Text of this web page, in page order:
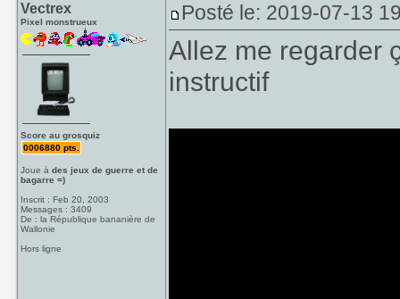
Vectrex
Pixel monstrueux
Score au grosquiz
0006880 pts.
Joue àdes jeux de guerre et de
bagarre =)
Inscrit : Feb 20, 2003
Messages : 3409
De : la République bananière de
Wallonie
Hors ligne
Posté le: 2019-07-13
Allez me regarder
instructif